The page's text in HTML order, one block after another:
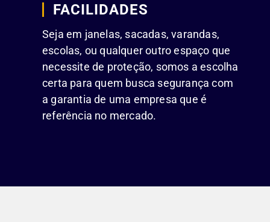
FACILIDADES
Seja em janelas, sacadas, varandas,
escolas, ou qualquer outro espaço que
necessite de proteção, somos a escolha
certa para quem busca segurança com
a garantia de uma empresa que é
referência no mercado.